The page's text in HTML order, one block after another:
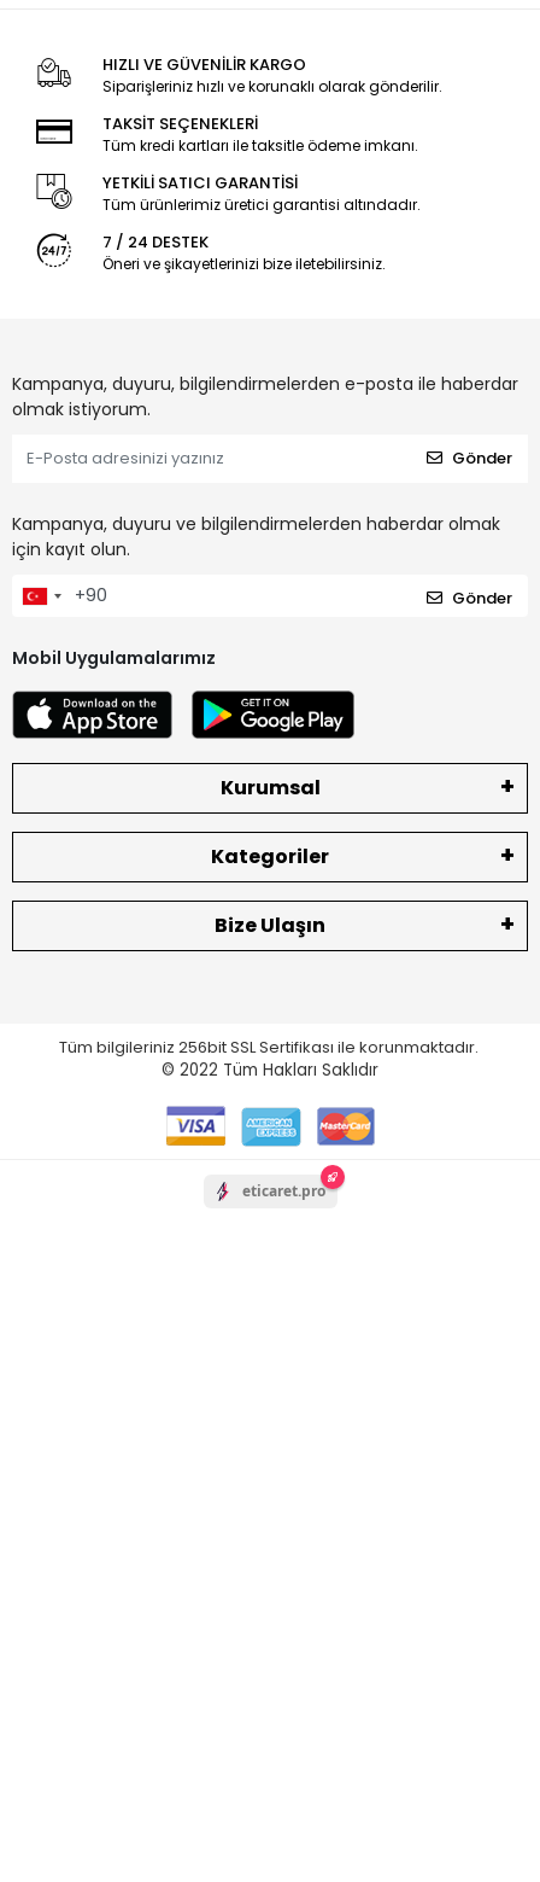
HIZLI VE GÜVENİLİR KARGO
Siparişleriniz hızlı ve korunaklı olarak gönderilir.
TAKSİT SEÇENEKLERİ
Tüm kredi kartları ile taksitle ödeme imkanı.
YETKİLİ SATICI GARANTİSİ
Tüm ürünlerimiz üretici garantisi altındadır.
7 / 24 DESTEK
Öneri ve şikayetlerinizi bize iletebilirsiniz.
Kampanya, duyuru, bilgilendirmelerden e-posta ile haberdar
olmak istiyorum.
Gönder
Kampanya, duyuru ve bilgilendirmelerden haberdar olmak
için kayıt olun.
Gönder
Mobil Uygulamalarımız
Kurumsal
Kategoriler
Bize Ulaşın
Tüm bilgileriniz 256bit SSL Sertifikası ile korunmaktadır.
© 2022 Tüm Hakları Saklıdır
eticaret.pro